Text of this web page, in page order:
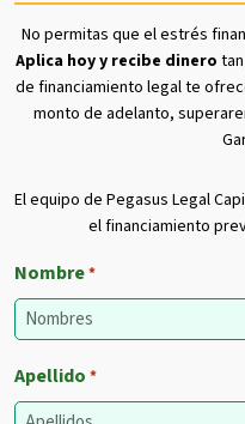
No permitas que el estrés
Aplica hoy y recibe dinero
de financiamiento legal te
monto de adelanto,
El equipo de Pegasus Legal
el financiamiento
Nombre*
Apellido *